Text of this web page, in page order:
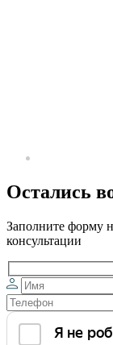
Остались
Заполните форму
консультации